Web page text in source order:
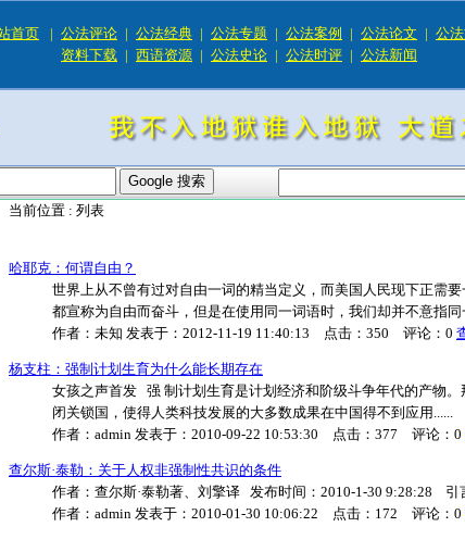
首页 | 公法评论 | 公法经典 | 公法专题 | 公法案例 | 公法论文 | 公
资料下载 | 西语资源 | 公法史论 | 公法时评 | 公法新闻
当前位置 : 列表
哈耶克：何谓自由？
世界上从不曾有过对自由一词的精当定义，而美国人民现下正需
都宣称为自由而奋斗，但是在使用同一词语时，我们却并不意指同
作者： 未知 发表于： 2012-11-19 11:40:13 点击： 350 评论： 0
杨支柱：强制计划生育为什么能长期存在
女孩之声首发 强 制计划生育是计划经济和阶级斗争年代的产物
闭关锁国，使得人类科技发展的大多数成果在中国得不到应用......
作者： admin 发表于： 2010-09-22 10:53:30 点击： 377 评论： 0
查尔斯·泰勒：关于人权非强制性共识的条件
作者：查尔斯·泰勒著、刘擎译 发布时间：2010-1-30 9:28:28 引
作者： admin 发表于： 2010-01-30 10:06:22 点击： 172 评论： 0